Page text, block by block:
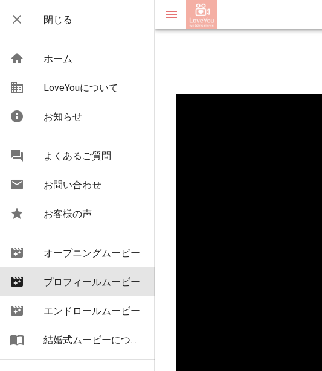
menu
close 閉じる
home ホーム
business LoveYouについて
info お知らせ
question_answer よくあるご質問
email お問い合わせ
star お客様の声
movie_filter オープニングムービー
movie_filter プロフィールムービー
movie_filter エンドロールムービー
import_contacts 結婚式ムービーについて